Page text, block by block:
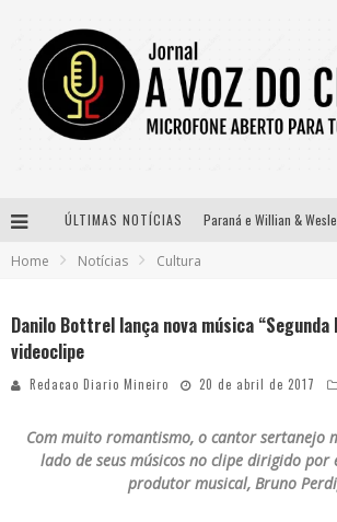
ÚLTIMAS NOTÍCIAS
Home Notícias Cultura
Danilo Bottrel lança nova música “Segunda
videoclipe
Redacao Diario Mineiro 20 de abril de 2017
Com muito romantismo, o cantor sertanejo
lado de seus músicos no clipe dirigido por
produtor musical, Bruno